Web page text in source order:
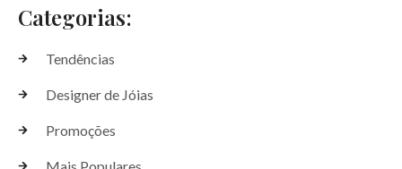
Categorias:
Tendências
Designer de Jóias
Promoções